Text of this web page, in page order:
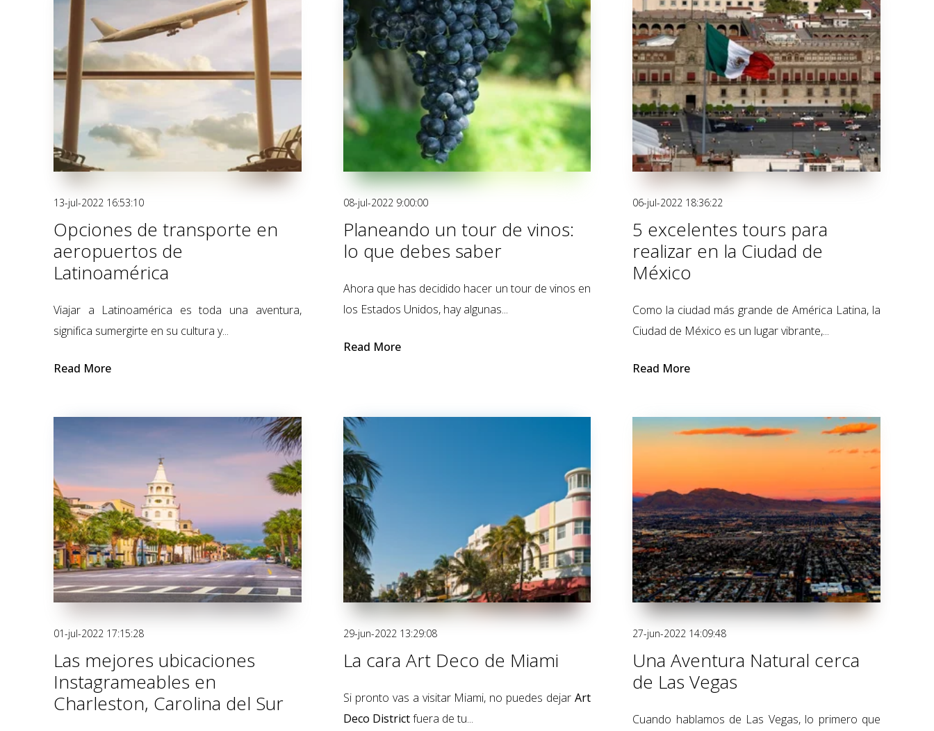
13-jul-2022 16:53:10
Opciones de transporte en
aeropuertos de
Latinoamérica
Viajar a Latinoamérica es toda una aventura,
significa sumergirte en su cultura y...
Read More
08-jul-2022 9:00:00
Planeando un tour de vinos:
lo que debes saber
Ahora que has decidido hacer un tour de vinos en
los Estados Unidos, hay algunas...
Read More
06-jul-2022 18:36:22
5 excelentes tours para
realizar en la Ciudad de
México
Como la ciudad más grande de América Latina, la
Ciudad de México es un lugar vibrante,...
Read More
01-jul-2022 17:15:28
Las mejores ubicaciones
Instagrameables en
Charleston, Carolina del Sur
29-jun-2022 13:29:08
La cara Art Deco de Miami
Si pronto vas a visitar Miami, no puedes dejarArt
Deco Districtfuera de tu...
27-jun-2022 14:09:48
Una Aventura Natural cerca
de Las Vegas
Cuando hablamos de Las Vegas, lo primero que